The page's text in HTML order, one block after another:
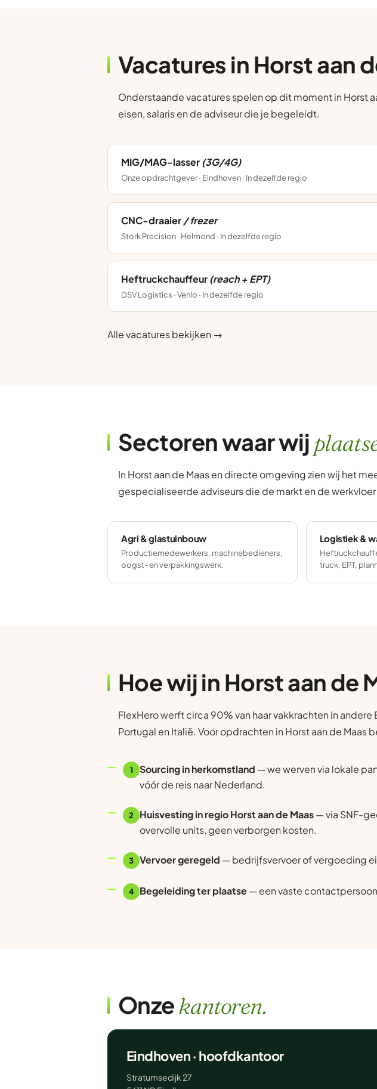
Vacatures in Horst aan
Onderstaande vacatures spelen op dit moment in Horst
eisen, salaris en de adviseur die je begeleidt.
MIG/MAG-lasser(3G/4G)
Onze opdrachtgever · Eindhoven · In dezelfde regio
CNC-draaier / frezer
Stork Precision · Helmond · In dezelfde regio
Heftruckchauffeur(reach + EPT)
DSV Logistics · Venlo · In dezelfde regio
Alle vacatures bekijken →
Sectoren waar wij
In Horst aan de Maas en directe omgeving zien wij het
gespecialiseerde adviseurs die de markt en de werkvloer
Agri & glastuinbouw
Productiemedewerkers, machinebedieners,
oogst- en verpakkingswerk.
Logistiek &
truck, EPT,
Hoe wij in Horst aan de
FlexHero werft circa 90% van haar vakkrachten in
Portugal en Italië. Voor opdrachten in Horst aan de Maas
1 Sourcing in herkomstland — we werven via lokale
vóór de reis naar Nederland.
2 Huisvesting in regio Horst aan de Maas— via SNF-
overvolle units, geen verborgen kosten.
3 Vervoer geregeld — bedrijfsvervoer of vergoeding
4 Begeleiding ter plaatse— een vaste
Onzekantoren.
Eindhoven · hoofdkantoor
Stratumsedijk 27